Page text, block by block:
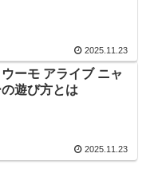
2025.11.23
ーモ アライブ ニャ
遊び方とは
2025.11.23